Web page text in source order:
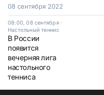
08 сентября 2022
08:00, 08 сентября·
Настольный теннис
В России
появится
вечерняя лига
настольного
тенниса